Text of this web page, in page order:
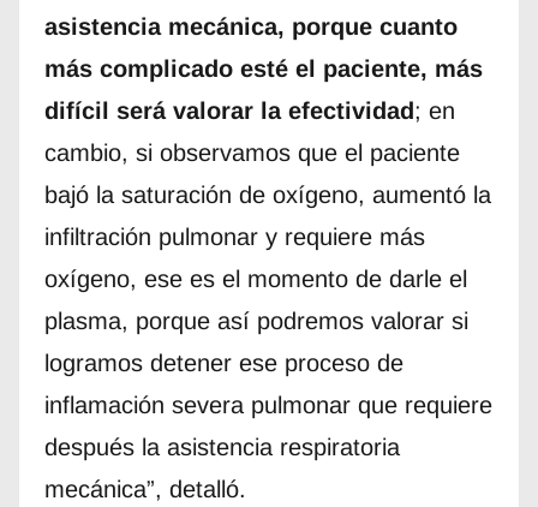
asistencia mecánica, porque cuanto
más complicado esté el paciente, más
difícil será valorar la efectividad; en
cambio, si observamos que el paciente
bajó la saturación de oxígeno, aumentó la
infiltración pulmonar y requiere más
oxígeno, ese es el momento de darle el
plasma, porque así podremos valorar si
logramos detener ese proceso de
inflamación severa pulmonar que requiere
después la asistencia respiratoria
mecánica”, detalló.